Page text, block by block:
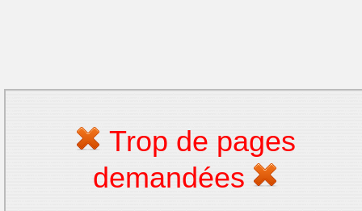
Trop de pages
demandées